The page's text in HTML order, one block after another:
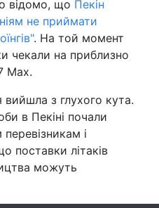
Лайт
Інциденти
Туризм
Погода
Регіони
відомо, що Пекін
не приймати
. На той момент
чекали на приблизно
Max.
з глухого кута.
в Пекіні почали
і
поставки літаків
можуть